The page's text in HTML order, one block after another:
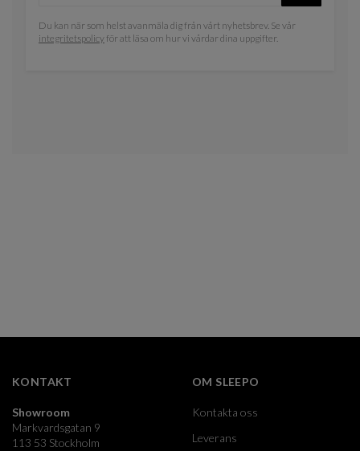
Du kan när som helst avanmäla dig från vårt nyhetsbrev. Se vår
integritetspolicyför att läsa om hur vi vårdar dina uppgifter.
KONTAKT
Showroom
Markvardsgatan 9
113 53 Stockholm
OM SLEEPO
Kontakta oss
Leverans